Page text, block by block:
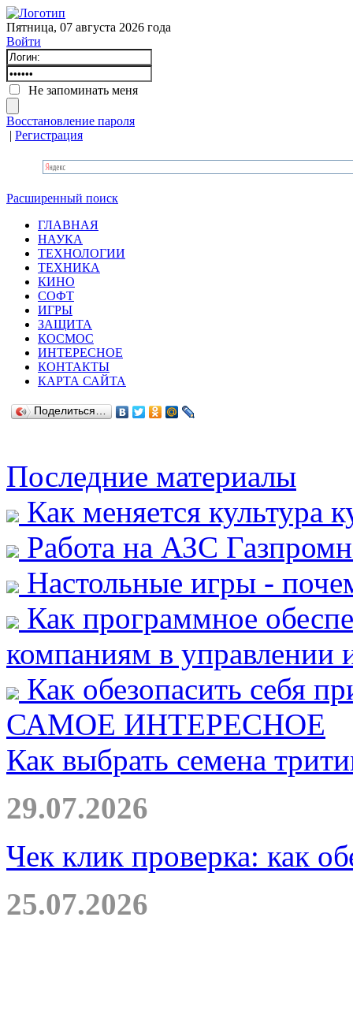
Пятница, 07 августа 2026 года
Войти
Не запоминать меня
Восстановление пароля
| Регистрация
Расширенный поиск
ГЛАВНАЯ
НАУКА
ТЕХНОЛОГИИ
ТЕХНИКА
КИНО
СОФТ
ИГРЫ
ЗАЩИТА
КОСМОС
ИНТЕРЕСНОЕ
КОНТАКТЫ
КАРТА САЙТА
Поделиться…
Последние материалы
Как меняется культура
Работа на АЗС
Настольные игры -
Как программное
компаниям в управлении
Как обезопасить себя
САМОЕ ИНТЕРЕСНОЕ
Как выбрать семена
29.07.2026
Чек клик проверка: как
25.07.2026